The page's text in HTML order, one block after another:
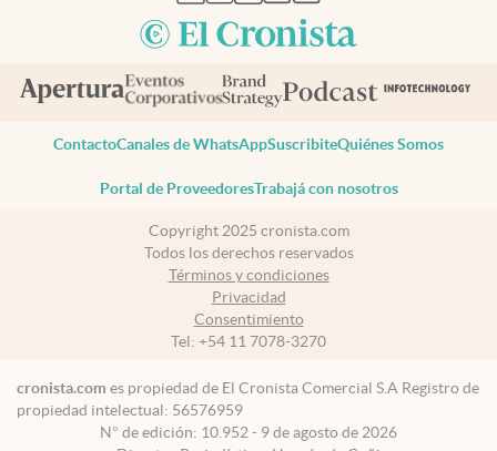
ContactoCanales de WhatsAppSuscribiteQuiénes Somos
Portal de ProveedoresTrabajá con nosotros
Copyright 2025 cronista.com
Todos los derechos reservados
Términos y condiciones
Privacidad
Consentimiento
Tel: +54 11 7078-3270
cronista.com es propiedad de El Cronista Comercial S.A Registro de
propiedad intelectual: 56576959
N° de edición: 10.952 - 9 de agosto de 2026